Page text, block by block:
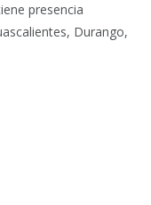
presencia
Durango,